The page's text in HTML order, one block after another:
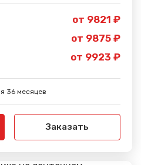
от 9821 ₽
от 9875 ₽
от 9923 ₽
36 месяцев
Заказать